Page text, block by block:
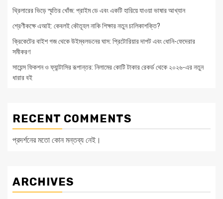
থ্রিলারের ভিড়ে স্মৃতির খোঁজ: প্রাইম ডে এবং একটি হারিয়ে যাওয়া ভাষার আখ্যান
শ্রেণীকক্ষে এআই: কেবলই কৌতূহল নাকি শিক্ষার নতুন চালিকাশক্তি?
ক্রিকেটের বাইশ গজ থেকে উইম্বলডনের ঘাস: প্রিটোরিয়ার দাপট এবং ধোনি-ফেদেরার
সমীকরণ
সায়েন্স ফিকশন ও ফ্যান্টাসির রূপান্তর: নিলামের কোটি টাকার রেকর্ড থেকে ২০২৬-এর নতুন
ধারার বই
RECENT COMMENTS
প্রদর্শনের মতো কোন মন্তব্য নেই।
ARCHIVES